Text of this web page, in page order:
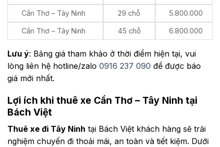
Cần Thơ – Tây Ninh 29 chỗ 5.800.000
Cần Thơ – Tây Ninh 45 chỗ 6.800.000
Lưu ý: Bảng giá tham khảo ở thời điểm hiện tại, vui
lòng liên hệ hotline/zalo 0916 237 090 để được báo
giá mới nhất.
Lợi ích khi thuê xe Cần Thơ – Tây Ninh tại
Bách Việt
Thuê xe đi Tây Ninh tại Bách Việt khách hàng sẽ trải
nghiệm chuyến đi thoải mái, an toàn và tiết kiệm. Dưới